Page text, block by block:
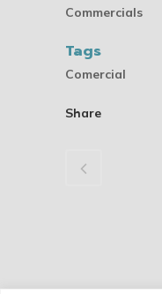
Commercials
Tags
Comercial
Share